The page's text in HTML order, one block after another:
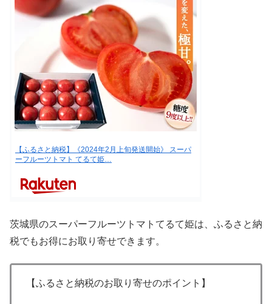
【ふるさと納税】《2024年2月上旬発送開始》 スーパ
ーフルーツトマト てるて姫…
茨城県のスーパーフルーツトマトてるて姫は、ふるさと納
税でもお得にお取り寄せできます。
【ふるさと納税のお取り寄せのポイント】